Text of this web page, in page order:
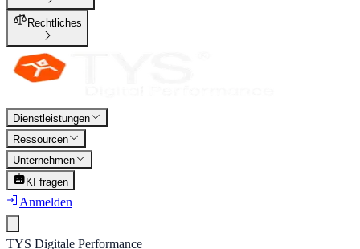
Rechtliches
Dienstleistungen
Ressourcen
Unternehmen
KI fragen
Anmelden
TYS Digitale Performance